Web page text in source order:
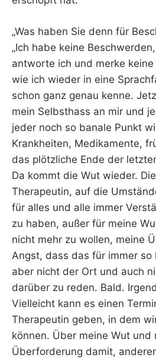
„Was haben Sie denn für
„Ich habe keine
antworte ich und merke
wie ich wieder in eine
schon ganz genau kenne.
mein Selbsthass an mir und
jeder noch so banale Punkt
Krankheiten, Medikamente,
das plötzliche Ende der
Da kommt die Wut wieder.
Therapeutin, auf die
für alles und alle immer
zu haben, außer für meine
nicht mehr zu wollen, meine
Angst, dass das für immer
aber nicht der Ort und auch
darüber zu reden. Bald.
Vielleicht kann es einen
Therapeutin geben, in dem
können. Über meine Wut und
Überforderung damit,